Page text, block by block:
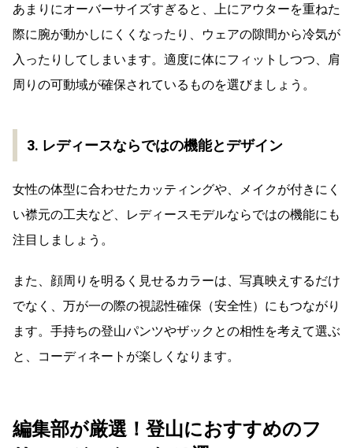
あまりにオーバーサイズすぎると、上にアウターを重ねた
際に腕が動かしにくくなったり、ウェアの隙間から冷気が
入ったりしてしまいます。適度に体にフィットしつつ、肩
周りの可動域が確保されているものを選びましょう。
3. レディースならではの機能とデザイン
女性の体型に合わせたカッティングや、メイクが付きにく
い襟元の工夫など、レディースモデルならではの機能にも
注目しましょう。
また、顔周りを明るく見せるカラーは、写真映えするだけ
でなく、万が一の際の視認性確保（安全性）にもつながり
ます。手持ちの登山パンツやザックとの相性を考えて選ぶ
と、コーディネートが楽しくなります。
編集部が厳選！登山におすすめのフ